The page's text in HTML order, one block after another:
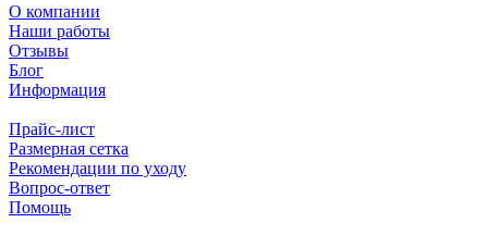
О компании
Наши работы
Отзывы
Блог
Информация
Прайс-лист
Размерная сетка
Рекомендации по уходу
Вопрос-ответ
Помощь